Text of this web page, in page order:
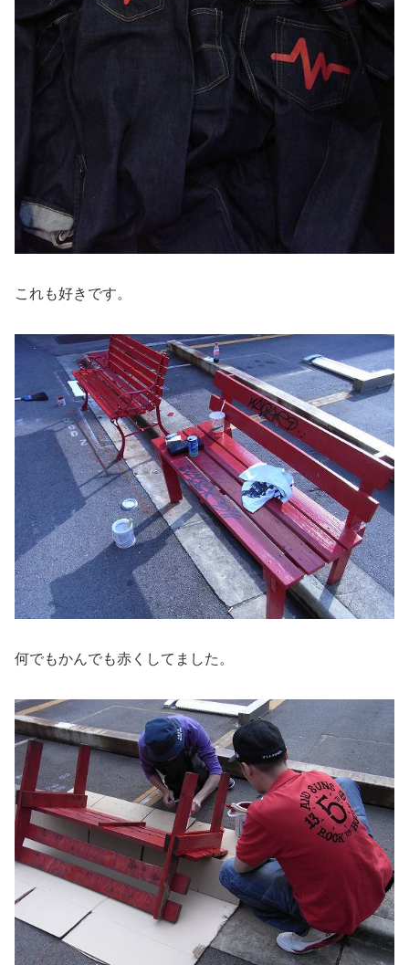
これも好きです。
何でもかんでも赤くしてました。